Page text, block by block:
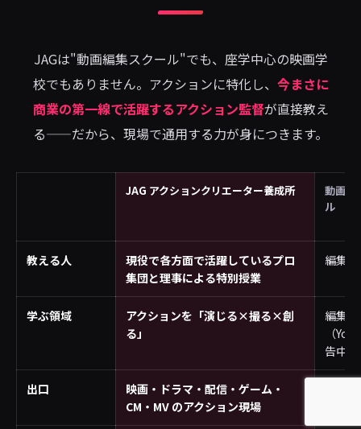
JAGは"動画編集スクール"でも、座学中心の映画学
校でもありません。アクションに特化し、 今まさに
商業の第一線で活躍するアクション監督が直接教え
る——だから、現場で通用する力が身につきます。
JAG アクションクリエーター養成所
動画編
ル
教える人
現役で各方面で活躍しているプロ
集団と理事による特別授業
編集
学ぶ領域
アクションを「演じる×撮る×創
る」
編集
（
告中
出口
映画・ドラマ・配信・ゲーム・
CM・MV のアクション現場